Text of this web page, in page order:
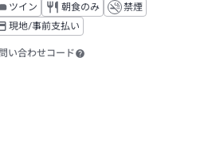
ツイン 朝食のみ
禁煙
現地/事前支払い
い合わせコード